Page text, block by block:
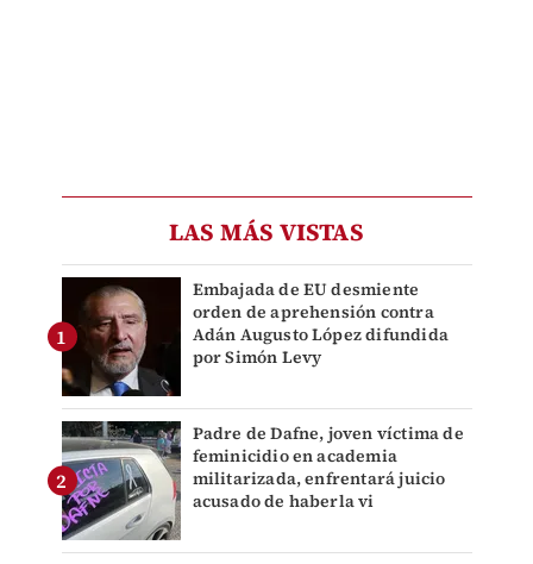
LAS MÁS VISTAS
Embajada de EU desmiente
orden de aprehensión contra
Adán Augusto López difundida
por Simón Levy
Padre de Dafne, joven víctima de
feminicidio en academia
militarizada, enfrentará juicio
acusado de haberla vi